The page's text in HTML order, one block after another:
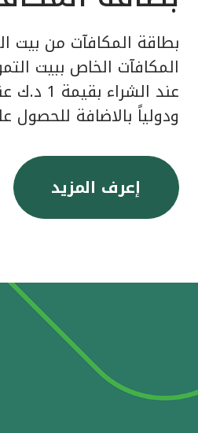
بطاقة المكافآت من بيت
عند
ودولياً بالاضافة للحصول على 1,000 نقطة ترحيبية عند
إعرف المزيد